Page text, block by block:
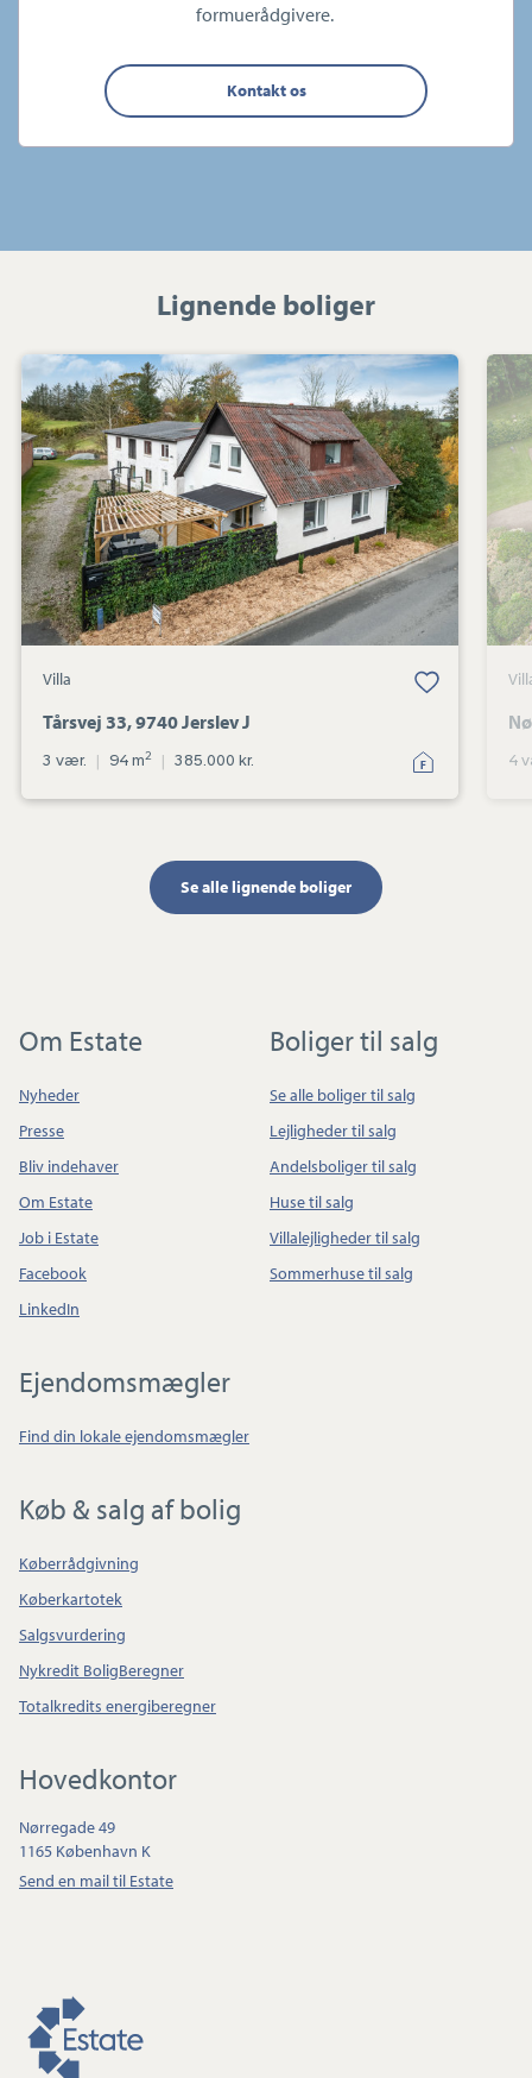
formuerådgivere.
Kontakt os
Lignende boliger
Villa:
Tårsvej
33,
9740
Jerslev
J
Villa
Tårsvej 33, 9740 Jerslev J
3 vær. | 94 m2 | 385.000 kr. 4
Se alle lignende boliger
Om Estate
Nyheder
Presse
Bliv indehaver
Om Estate
Job i Estate
Facebook
LinkedIn
Boliger til salg
Se alle boliger til salg
Lejligheder til salg
Andelsboliger til salg
Huse til salg
Villalejligheder til salg
Sommerhuse til salg
Ejendomsmægler
Find din lokale ejendomsmægler
Køb & salg af bolig
Køberrådgivning
Køberkartotek
Salgsvurdering
Nykredit BoligBeregner
Totalkredits energiberegner
Hovedkontor
Nørregade 49
1165 København K
Send en mail til Estate